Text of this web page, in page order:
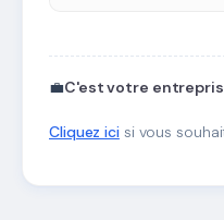
💼C'est votre
Cliquez icisi vous